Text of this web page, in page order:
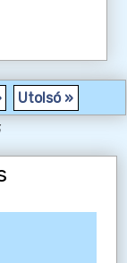
Utolsó »